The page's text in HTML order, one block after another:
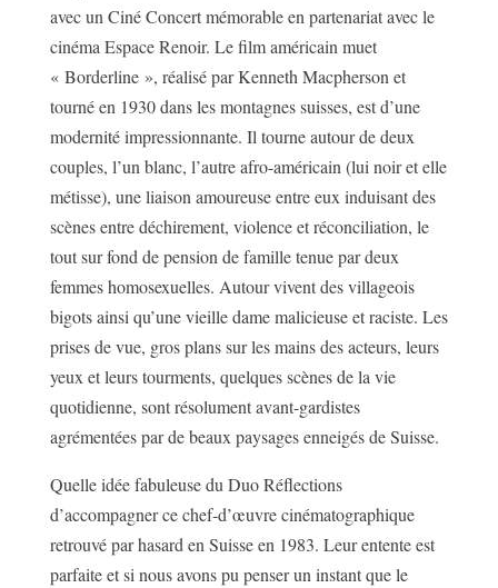
avec un Ciné Concert mémorable en partenariat avec le
cinéma Espace Renoir. Le film américain muet
« Borderline », réalisé par Kenneth Macpherson et
tourné en 1930 dans les montagnes suisses, est d’une
modernité impressionnante. Il tourne autour de deux
couples, l’un blanc, l’autre afro-américain (lui noir et elle
métisse), une liaison amoureuse entre eux induisant des
scènes entre déchirement, violence et réconciliation, le
tout sur fond de pension de famille tenue par deux
femmes homosexuelles. Autour vivent des villageois
bigots ainsi qu’une vieille dame malicieuse et raciste. Les
prises de vue, gros plans sur les mains des acteurs, leurs
yeux et leurs tourments, quelques scènes de la vie
quotidienne, sont résolument avant-gardistes
agrémentées par de beaux paysages enneigés de Suisse.
Quelle idée fabuleuse du Duo Réflections
d’accompagner ce chef-d’œuvre cinématographique
retrouvé par hasard en Suisse en 1983. Leur entente est
parfaite et si nous avons pu penser un instant que le